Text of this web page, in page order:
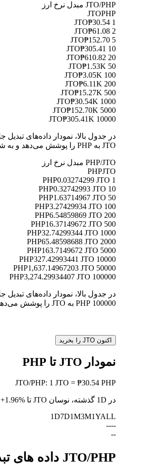
JTO/PHP مبدل نرخ ارز
JTOPHP
1 JTO
₱30.54
2 JTO
₱61.08
5 JTO
₱152.70
10 JTO
₱305.41
20 JTO
₱610.82
50 JTO
₱1.53K
100 JTO
₱3.05K
200 JTO
₱6.11K
500 JTO
₱15.27K
1000 JTO
₱30.54K
5000 JTO
₱152.70K
10000 JTO
₱305.41K
JTO به PHP را پوشش می‌دهد و به شما امکان می‌دهد ارزش هر تبدیل را به وضوح درک کنید.
PHP/JTO مبدل نرخ ارز
PHPJTO
1 PHP
0.03274299 JTO
10 PHP
0.32742993 JTO
50 PHP
1.63714967 JTO
100 PHP
3.27429934 JTO
200 PHP
6.54859869 JTO
500 PHP
16.37149672 JTO
1000 PHP
32.74299344 JTO
2000 PHP
65.48598688 JTO
5000 PHP
163.7149672 JTO
10000 PHP
327.42993441 JTO
50000 PHP
1,637.14967203 JTO
100000 PHP
3,274.29934407 JTO
100000 PHP به JTO را پوشش می‌دهد و به شما امکان می‌دهد ارزش هر تبدیل را به وضوح درک کنید.
اکنون JTO را بخرید
نمودار JTO تا PHP
JTO/PHP: 1 JTO = ₱30.54 PHP
در 1D گذشته، نوسان JTO تا PHP +1.96%
1D7D1M3M1YALL
--
--
--
JTO/PHP داده های تبدیل: نوسانات ارزش و تغییرات قیمت از JTO به PHP